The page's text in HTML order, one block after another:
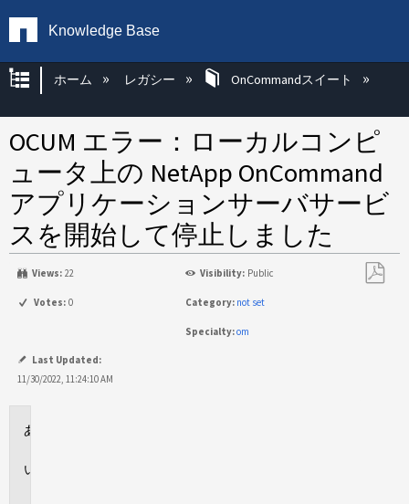
Knowledge Base
グローバル階層を展開/折りたたむ
ホーム レガシー OnCommandスイート
OCUM エラー：ローカルコンピ
ュータ上の NetApp OnCommand
アプリケーションサーバサービ
スを開始して停止しました
Views: 22 Visibility: Public
Votes: 0 Category: not set
Specialty:om
Last Updated:
11/30/2022, 11:24:10 AM